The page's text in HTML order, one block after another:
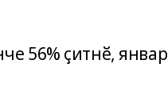
56% ҫитнӗ,